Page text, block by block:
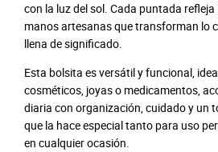
con la luz del sol. Cada puntada
manos artesanas que transforman lo
llena de significado.
Esta bolsita es versátil y funcional,
cosméticos, joyas o medicamentos,
diaria con organización, cuidado y un
que la hace especial tanto para uso
en cualquier ocasión.